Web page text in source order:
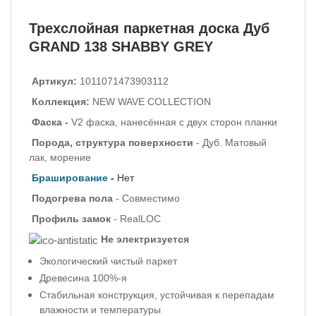
Трехслойная паркетная доска Дуб
GRAND 138 SHABBY GREY
Артикул: 1011071473903112
Коллекция: NEW WAVE COLLECTION
Фаска - V2 фаска, нанесённая с двух сторон планки
Порода, структура поверхности - Дуб. Матовый
лак, морение
Браширование - Нет
Подогрева пола - Совместимо
Профиль замок - RealLOC
Не электризуется
Экологический чистый паркет
Древесина 100%-я
Стабильная конструкция, устойчивая к перепадам
влажности и температуры